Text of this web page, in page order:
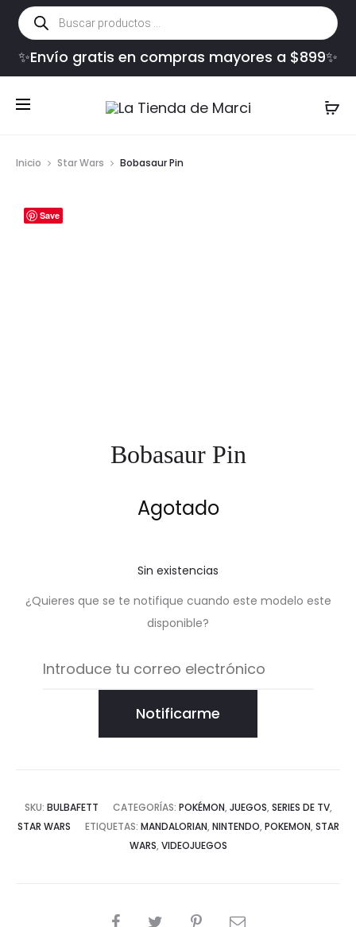
Búsqueda
de
productos
✨Envío gratis en compras mayores a $899✨
Inicio Star Wars Bobasaur Pin
Save
Bobasaur Pin
Agotado
Sin existencias
¿Quieres que se te notifique cuando este modelo este
disponible?
Notificarme
SKU: BULBAFETT CATEGORÍAS: POKÉMON, JUEGOS, SERIES DE TV,
STAR WARS
ETIQUETAS: MANDALORIAN, NINTENDO, POKEMON, STAR
WARS, VIDEOJUEGOS
COMPARTIR